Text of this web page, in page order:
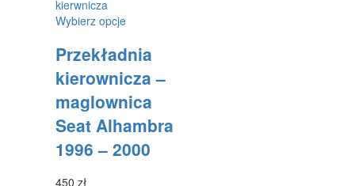
wariantów.
można
na
stronie
produktu
Wybierz opcjeTen
ma
wariantów.
Opcje
wybrać
na
Przekładnia
kierownicza –
maglownica
Seat Alhambra
1996 – 2000
450 zł